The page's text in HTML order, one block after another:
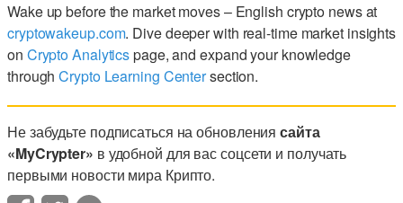
Wake up before the market moves – English crypto news at
cryptowakeup.com. Dive deeper with real-time market insights
on Crypto Analyticspage, and expand your knowledge
throughCrypto Learning Centersection.
Не забудьте подписаться на обновлениясайта
«MyCrypter» в удобной для вас соцсети и получать
первыми новости мира Крипто.